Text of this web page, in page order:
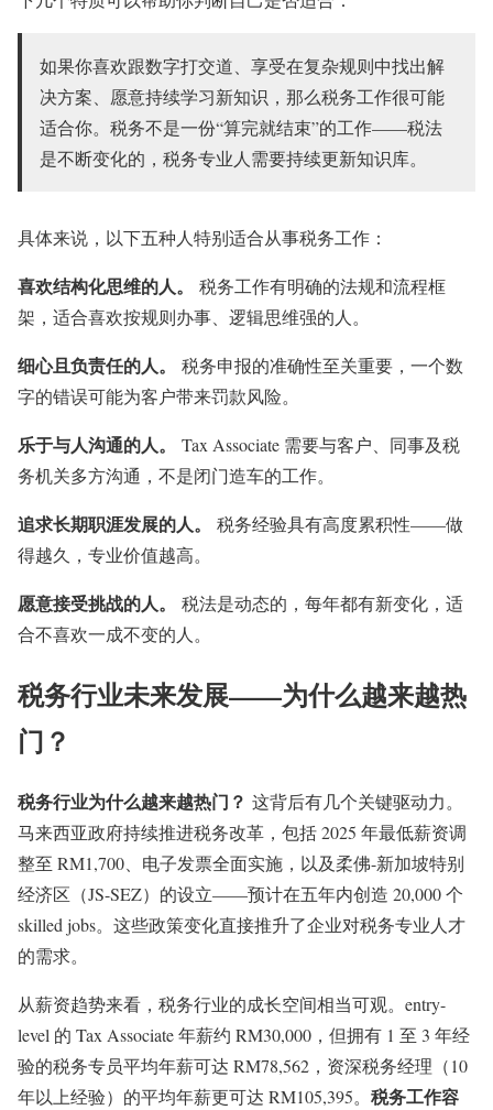
如果你喜欢跟数字打交道、享受在复杂规则中找出解
决方案、愿意持续学习新知识，那么税务工作很可能
适合你。税务不是一份“算完就结束”的工作——税法
是不断变化的，税务专业人需要持续更新知识库。
具体来说，以下五种人特别适合从事税务工作：
喜欢结构化思维的人。
税务工作有明确的法规和流程框
架，适合喜欢按规则办事、逻辑思维强的人。
细心且负责任的人。
税务申报的准确性至关重要，一个数
字的错误可能为客户带来罚款风险。
乐于与人沟通的人。
Tax Associate 需要与客户、同事及税
务机关多方沟通，不是闭门造车的工作。
追求长期职涯发展的人。
税务经验具有高度累积性——做
得越久，专业价值越高。
愿意接受挑战的人。
税法是动态的，每年都有新变化，适
合不喜欢一成不变的人。
税务行业未来发展——为什么越来越热
门？
税务行业为什么越来越热门？ 这背后有几个关键驱动力。
马来西亚政府持续推进税务改革，包括 2025 年最低薪资调
整至 RM1,700、电子发票全面实施，以及柔佛-新加坡特别
经济区（JS-SEZ）的设立——预计在五年内创造 20,000 个
skilled jobs。这些政策变化直接推升了企业对税务专业人才
的需求。
从薪资趋势来看，税务行业的成长空间相当可观。entry-
level 的 Tax Associate 年薪约 RM30,000，但拥有 1 至 3 年经
验的税务专员平均年薪可达 RM78,562，资深税务经理（10
年以上经验）的平均年薪更可达 RM105,395。 税务工作容